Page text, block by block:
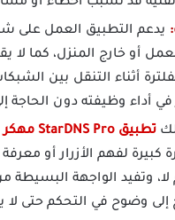
أو خارج المنزل، كما
أثناء التنقل بين
أداء وظيفته دون الحاجة
تطبيق StarDNS Pro مهكر
كبيرة لفهم الأزرار أو
وتفيد الواجهة البسيطة